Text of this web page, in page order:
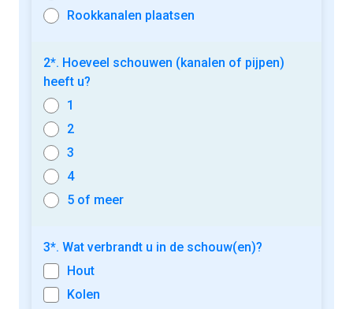
Rookkanalen plaatsen
2*. Hoeveel schouwen (kanalen of pijpen)
heeft u?
1
2
3
4
5 of meer
3*. Wat verbrandt u in de schouw(en)?
Hout
Kolen